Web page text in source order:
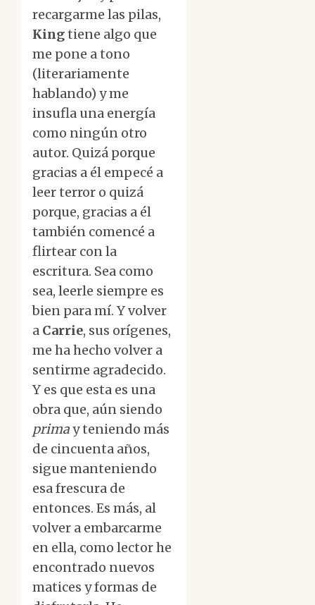
recargarme las pilas,
Kingtiene algo que
me pone a tono
(literariamente
hablando) y me
insufla una energía
como ningún otro
autor. Quizá porque
gracias a él empecé a
leer terror o quizá
porque, gracias a él
también comencé a
flirtear con la
escritura. Sea como
sea, leerle siempre es
bien para mí. Y volver
a Carrie, sus orígenes,
me ha hecho volver a
sentirme agradecido.
Y es que esta es una
obra que, aún siendo
primay teniendo más
de cincuenta años,
sigue manteniendo
esa frescura de
entonces. Es más, al
volver a embarcarme
en ella, como lector he
encontrado nuevos
matices y formas de